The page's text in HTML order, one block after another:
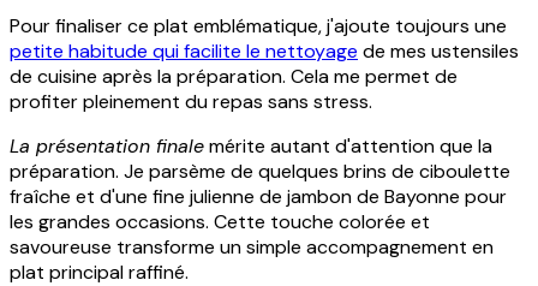
Pour finaliser ce plat emblématique, j'ajoute toujours une
petite habitude qui facilite le nettoyage de mes ustensiles
de cuisine après la préparation. Cela me permet de
profiter pleinement du repas sans stress.
La présentation finalemérite autant d'attention que la
préparation. Je parsème de quelques brins de ciboulette
fraîche et d'une fine julienne de jambon de Bayonne pour
les grandes occasions. Cette touche colorée et
savoureuse transforme un simple accompagnement en
plat principal raffiné.